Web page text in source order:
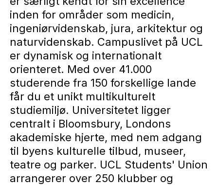
inden for områder som medicin,
ingeniørvidenskab, jura, arkitektur og
naturvidenskab. Campuslivet på UCL
er dynamisk og internationalt
orienteret. Med over 41.000
studerende fra 150 forskellige lande
får du et unikt multikulturelt
studiemiljø. Universitetet ligger
centralt i Bloomsbury, Londons
akademiske hjerte, med nem adgang
til byens kulturelle tilbud, museer,
teatre og parker. UCL Students' Union
arrangerer over 250 klubber og